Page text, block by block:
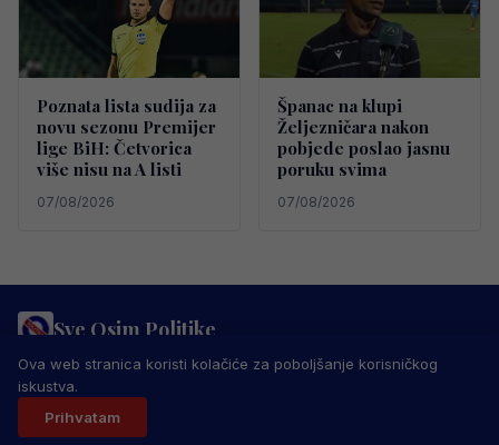
Poznata lista sudija za
novu sezonu Premijer
lige BiH: Četvorica
više nisu na A listi
07/08/2026
Španac na klupi
Željezničara nakon
pobjede poslao jasnu
poruku svima
07/08/2026
Sve Osim Politike
PRAVILA PRIVATNOSTI MARKETING
USLOVI KORIŠTENJA
IMPRESSUM
© 2026 Sve Osim Politike. Sva prava zadržana.
Ova web stranica koristi kolačiće za poboljšanje korisničkog
iskustva.
Prihvatam